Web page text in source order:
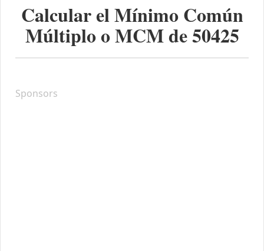
Calcular el Mínimo Común
Múltiplo o MCM de50425
Sponsors